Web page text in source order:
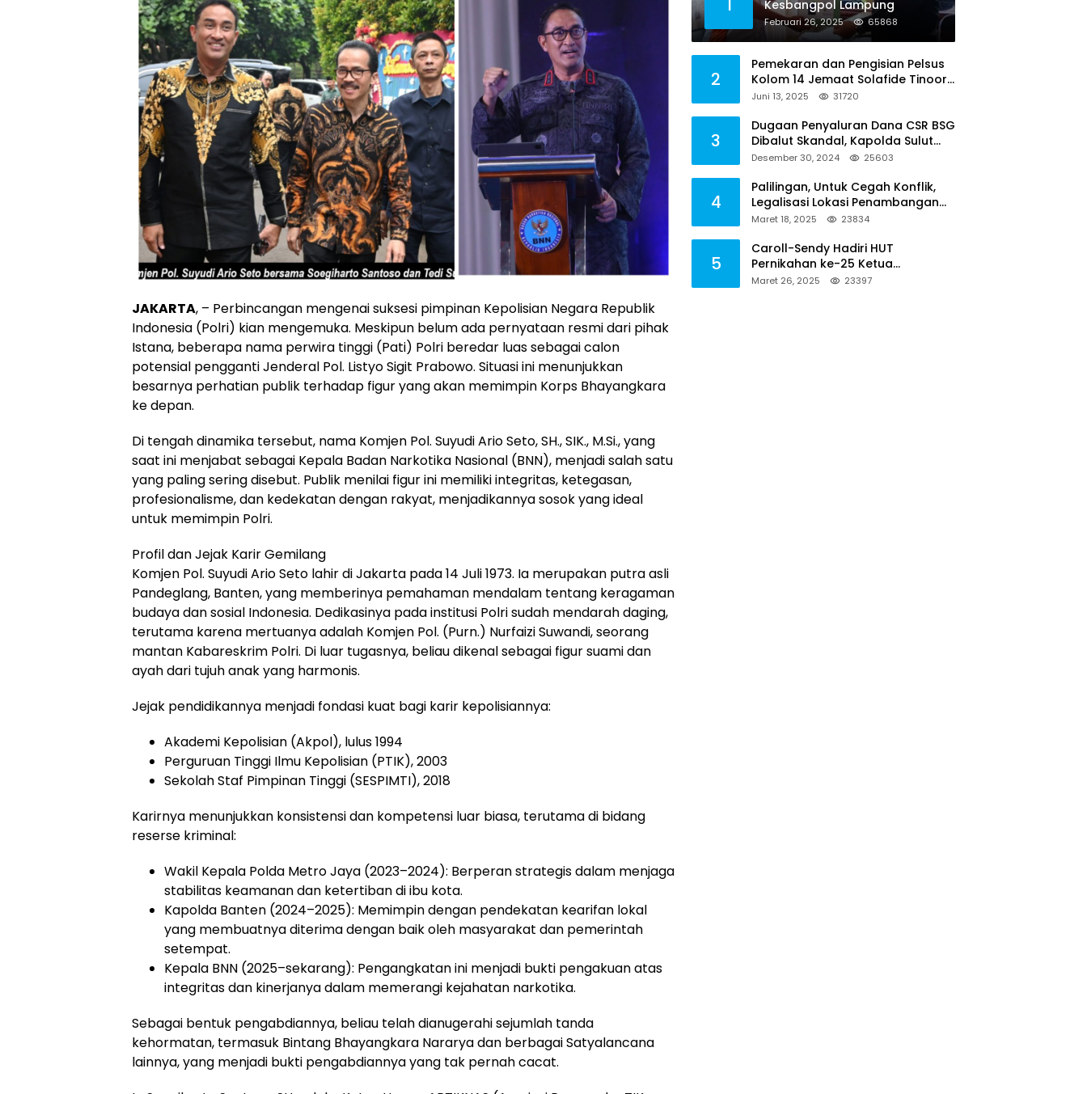
JAKARTA, – Perbincangan mengenai suksesi pimpinan Kepolisian Negara Republik
Indonesia (Polri) kian mengemuka. Meskipun belum ada pernyataan resmi dari pihak
Istana, beberapa nama perwira tinggi (Pati) Polri beredar luas sebagai calon
potensial pengganti Jenderal Pol. Listyo Sigit Prabowo. Situasi ini menunjukkan
besarnya perhatian publik terhadap figur yang akan memimpin Korps Bhayangkara
ke depan.
Di tengah dinamika tersebut, nama Komjen Pol. Suyudi Ario Seto, SH., SIK., M.Si., yang
saat ini menjabat sebagai Kepala Badan Narkotika Nasional (BNN), menjadi salah satu
yang paling sering disebut. Publik menilai figur ini memiliki integritas, ketegasan,
profesionalisme, dan kedekatan dengan rakyat, menjadikannya sosok yang ideal
untuk memimpin Polri.
Profil dan Jejak Karir Gemilang
Komjen Pol. Suyudi Ario Seto lahir di Jakarta pada 14 Juli 1973. Ia merupakan putra asli
Pandeglang, Banten, yang memberinya pemahaman mendalam tentang keragaman
budaya dan sosial Indonesia. Dedikasinya pada institusi Polri sudah mendarah daging,
terutama karena mertuanya adalah Komjen Pol. (Purn.) Nurfaizi Suwandi, seorang
mantan Kabareskrim Polri. Di luar tugasnya, beliau dikenal sebagai figur suami dan
ayah dari tujuh anak yang harmonis.
Jejak pendidikannya menjadi fondasi kuat bagi karir kepolisiannya:
Akademi Kepolisian (Akpol), lulus 1994
Perguruan Tinggi Ilmu Kepolisian (PTIK), 2003
Sekolah Staf Pimpinan Tinggi (SESPIMTI), 2018
Karirnya menunjukkan konsistensi dan kompetensi luar biasa, terutama di bidang
reserse kriminal:
Wakil Kepala Polda Metro Jaya (2023–2024): Berperan strategis dalam menjaga
stabilitas keamanan dan ketertiban di ibu kota.
Kapolda Banten (2024–2025): Memimpin dengan pendekatan kearifan lokal
yang membuatnya diterima dengan baik oleh masyarakat dan pemerintah
setempat.
Kepala BNN (2025–sekarang): Pengangkatan ini menjadi bukti pengakuan atas
integritas dan kinerjanya dalam memerangi kejahatan narkotika.
Sebagai bentuk pengabdiannya, beliau telah dianugerahi sejumlah tanda
kehormatan, termasuk Bintang Bhayangkara Nararya dan berbagai Satyalancana
lainnya, yang menjadi bukti pengabdiannya yang tak pernah cacat.
Kesbangpol Lampung
Februari 26, 2025 65868
2
Pemekaran dan Pengisian Pelsus
Kolom 14 Jemaat Solafide Tinoor
Langgar Tata Gereja 2021, Toreh :
Juni 13, 2025 31720
3
Dugaan Penyaluran Dana CSR BSG
Dibalut Skandal, Kapolda Sulut
Diminta Menseriusi Hal ini
Desember 30, 2024 25603
4
Palilingan, Untuk Cegah Konflik,
Legalisasi Lokasi Penambangan
Solusinya
Maret 18, 2025 23834
5
Caroll-Sendy Hadiri HUT
Pernikahan ke-25 Ketua
Pengadilan Negeri Tondano
Maret 26, 2025 23397